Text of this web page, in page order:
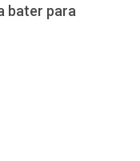
bater para